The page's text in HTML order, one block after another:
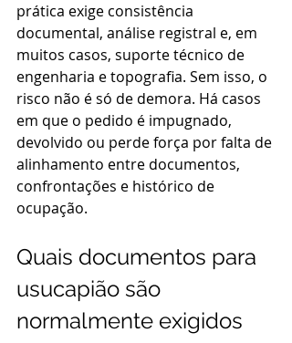
prática exige consistência
documental, análise registral e, em
muitos casos, suporte técnico de
engenharia e topografia. Sem isso, o
risco não é só de demora. Há casos
em que o pedido é impugnado,
devolvido ou perde força por falta de
alinhamento entre documentos,
confrontações e histórico de
ocupação.
Quais documentos para
usucapião são
normalmente exigidos